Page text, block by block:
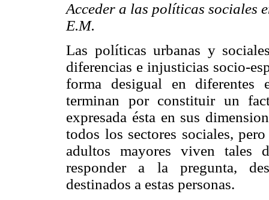
Acceder a las políticas sociales
E.M.
Las políticas urbanas y
diferencias e injusticias socio-
forma desigual en diferentes
terminan por constituir un
expresada ésta en sus
todos los sectores sociales,
adultos mayores viven tales
responder a la pregunta,
destinados a estas personas.